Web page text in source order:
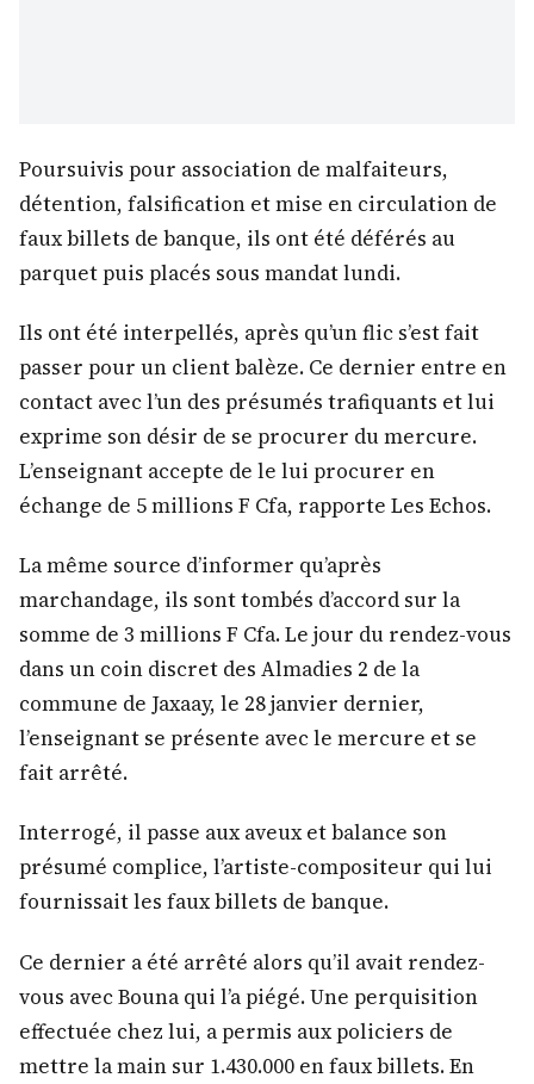
Poursuivis pour association de malfaiteurs,
détention, falsification et mise en circulation de
faux billets de banque, ils ont été déférés au
parquet puis placés sous mandat lundi.
Ils ont été interpellés, après qu’un flic s’est fait
passer pour un client balèze. Ce dernier entre en
contact avec l’un des présumés trafiquants et lui
exprime son désir de se procurer du mercure.
L’enseignant accepte de le lui procurer en
échange de 5 millions F Cfa, rapporte Les Echos.
La même source d’informer qu’après
marchandage, ils sont tombés d’accord sur la
somme de 3 millions F Cfa. Le jour du rendez-vous
dans un coin discret des Almadies 2 de la
commune de Jaxaay, le 28 janvier dernier,
l’enseignant se présente avec le mercure et se
fait arrêté.
Interrogé, il passe aux aveux et balance son
présumé complice, l’artiste-compositeur qui lui
fournissait les faux billets de banque.
Ce dernier a été arrêté alors qu’il avait rendez-
vous avec Bouna qui l’a piégé. Une perquisition
effectuée chez lui, a permis aux policiers de
mettre la main sur 1.430.000 en faux billets. En